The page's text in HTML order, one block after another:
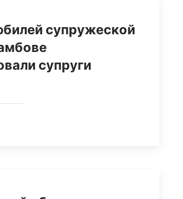
супружеской
супруги